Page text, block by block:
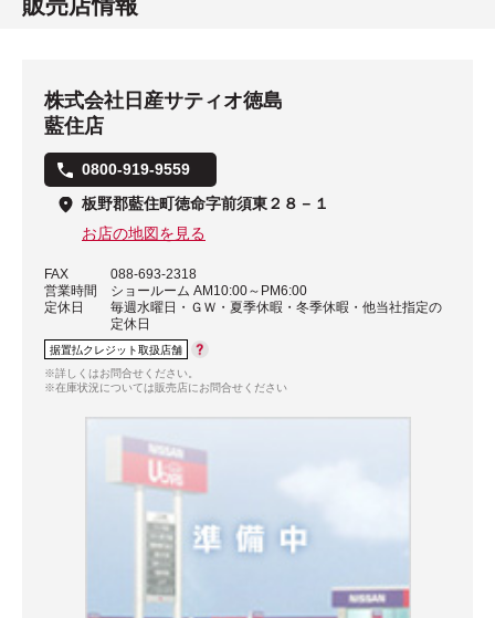
株式会社日産サティオ徳島
藍住店
0800-919-9559
板野郡藍住町徳命字前須東２８－１
お店の地図を見る
FAX
088-693-2318
営業時間
ショールーム AM10:00～PM6:00
定休日
毎週水曜日・ＧＷ・夏季休暇・冬季休暇・他当社指定の
定休日
据置払クレジット取扱店舗
※詳しくはお問合せください。
※在庫状況については販売店にお問合せください